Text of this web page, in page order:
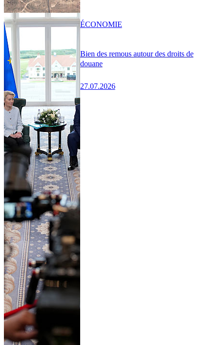
Bien des remous autour des droits de
douane
27.07.2026
ÉCONOMIE